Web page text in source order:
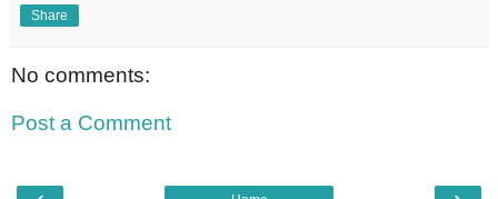
Share
No comments:
Post a Comment